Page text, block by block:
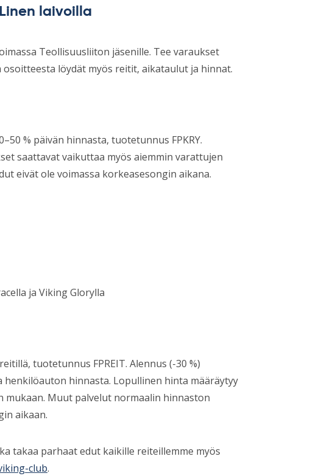
laivoilla
Teollisuusliiton jäsenille. Tee varaukset
osoitteesta löydät myös reitit, aikataulut ja hinnat.
% päivän hinnasta, tuotetunnus FPKRY.
saattavat vaikuttaa myös aiemmin varattujen
eivät ole voimassa korkeasesongin aikana.
ja Viking Glorylla
tuotetunnus FPREIT. Alennus (-30 %)
hinnasta. Lopullinen hinta määräytyy
mukaan. Muut palvelut normaalin hinnaston
aikaan.
takaa parhaat edut kaikille reiteillemme myös
club.